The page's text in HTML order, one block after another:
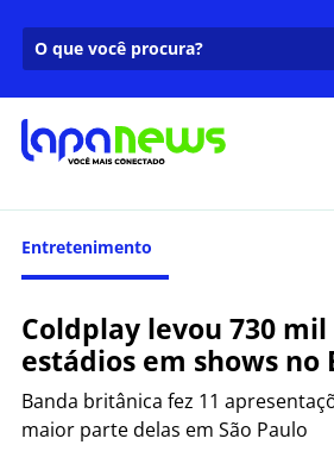
Entretenimento
Coldplay levou 730 mil
estádios em shows no
Banda britânica fez 11
maior parte delas em São Paulo